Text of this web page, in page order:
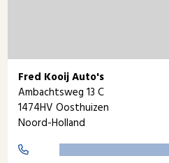
Fred Kooij Auto's
Ambachtsweg 13 C
1474HV Oosthuizen
Noord-Holland